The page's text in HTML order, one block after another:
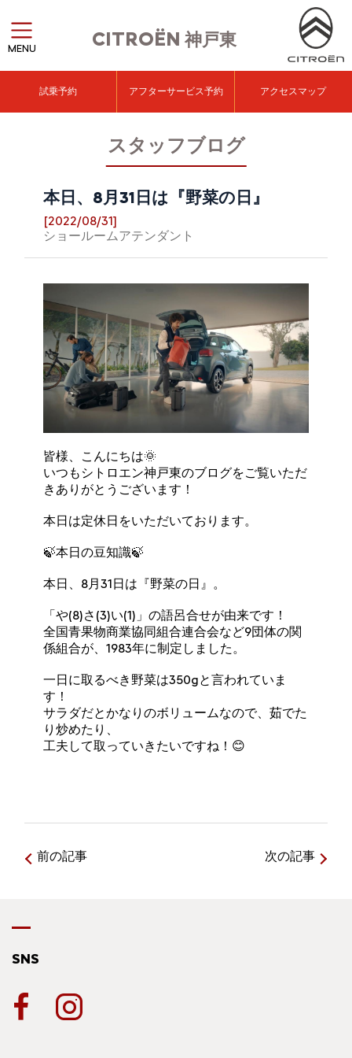
CITROËN神戸東
MENU
試乗予約 アフターサービス予約 アクセスマップ
スタッフブログ
本日、8月31日は『野菜の日』
[2022/08/31]
ショールームアテンダント
皆様、こんにちは🌞
いつもシトロエン神戸東のブログをご覧いただ
きありがとうございます！
本日は定休日をいただいております。
🍃本日の豆知識🍃
本日、8月31日は『野菜の日』。
「や(8)さ(3)い(1)」の語呂合せが由来です！
全国青果物商業協同組合連合会など9団体の関
係組合が、1983年に制定しました。
一日に取るべき野菜は350gと言われていま
す！
サラダだとかなりのボリュームなので、茹でた
り炒めたり、
工夫して取っていきたいですね！😊
前の記事 次の記事
SNS